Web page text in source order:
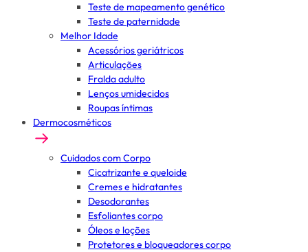
Teste de mapeamento genético
Teste de paternidade
Melhor Idade
Acessórios geriátricos
Articulações
Fralda adulto
Lenços umidecidos
Roupas íntimas
Dermocosméticos
Cuidados com Corpo
Cicatrizante e queloide
Cremes e hidratantes
Desodorantes
Esfoliantes corpo
Óleos e loções
Protetores e bloqueadores corpo